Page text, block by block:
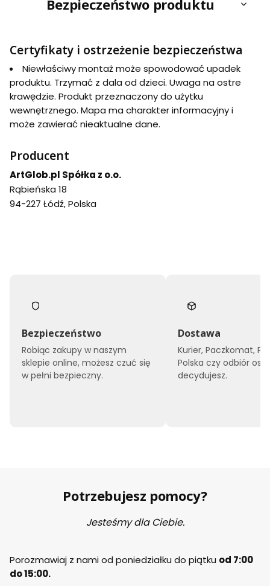
Bezpieczeństwo produktu
Certyfikaty i ostrzeżenie bezpieczeństwa
Niewłaściwy montaż może spowodować upadek
produktu. Trzymać z dala od dzieci. Uwaga na ostre
krawędzie. Produkt przeznaczony do użytku
wewnętrznego. Mapa ma charakter informacyjny i
może zawierać nieaktualne dane.
Producent
ArtGlob.pl Spółka z o.o.
Rąbieńska 18
94-227 Łódź, Polska
Bezpieczeństwo
Robiąc zakupy w naszym
sklepie online, możesz czuć się
w pełni bezpieczny.
Dostawa
Kurier, Paczkomat,
Polska czy odbiór
decydujesz.
Potrzebujesz pomocy?
Jesteśmy dla Ciebie.
Porozmawiaj z nami od poniedziałku do piątku od 7:00
do 15:00.